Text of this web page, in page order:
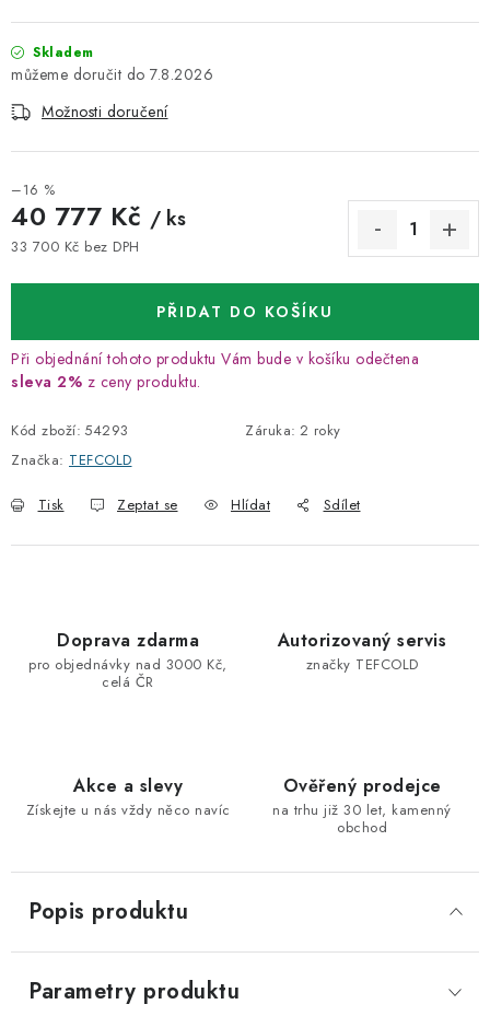
Skladem
7.8.2026
Možnosti doručení
–16 %
40 777 Kč / ks
33 700 Kč bez DPH
PŘIDAT DO KOŠÍKU
Při objednání tohoto produktu Vám bude v košíku odečtena
sleva 2% z ceny produktu.
Kód zboží: 54293 Záruka: 2 roky
Značka: TEFCOLD
Tisk Zeptat se Hlídat Sdílet
Doprava zdarma
pro objednávky nad 3000 Kč,
celá ČR
Autorizovaný servis
značky TEFCOLD
Akce a slevy
Získejte u nás vždy něco navíc
Ověřený prodejce
na trhu již 30 let, kamenný
obchod
Popis produktu
Parametry produktu